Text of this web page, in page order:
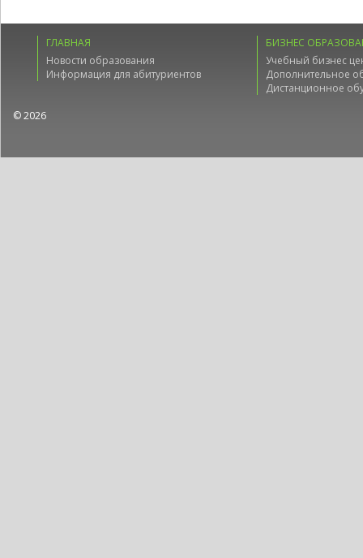
ГЛАВНАЯ
Новости образования
Информация для абитуриентов
БИЗНЕС
Учебный бизнес
Дополнительное
Дистанционное
© 2026